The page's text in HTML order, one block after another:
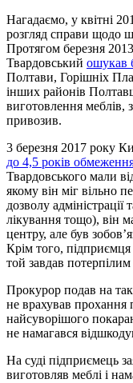
Нагадаємо, у квітні
розгляд справи щодо
Протягом березня
Твардовський ошукав
Полтави, Горішніх
інших районів
виготовлення меблів,
привозив.
3 березня 2017 року
до 4,5 років
Твардовського мали
якому він міг вільно
дозволу
лікування тощо), він
центру, але був
Крім того, підприємця
той завдав
Прокурор подав на
не врахував прохання
найсуворішого
не намагався
На суді підприємець
виготовляв меблі і